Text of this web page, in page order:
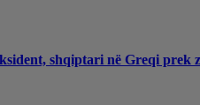
shqiptari në Greqi prek